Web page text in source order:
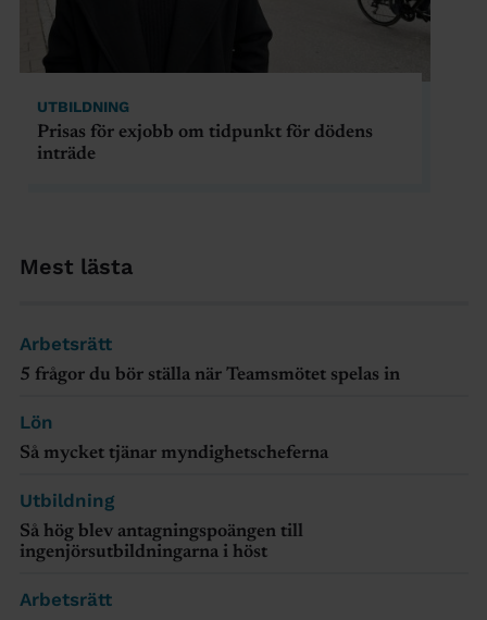
Mest lästa
Arbetsrätt
5 frågor du bör ställa när Teamsmötet spelas in
Lön
Så mycket tjänar myndighetscheferna
Utbildning
Så hög blev antagningspoängen till
ingenjörsutbildningarna i höst
Arbetsrätt
UTBILDNING
Prisas för exjobb om tidpunkt för dödens
inträde